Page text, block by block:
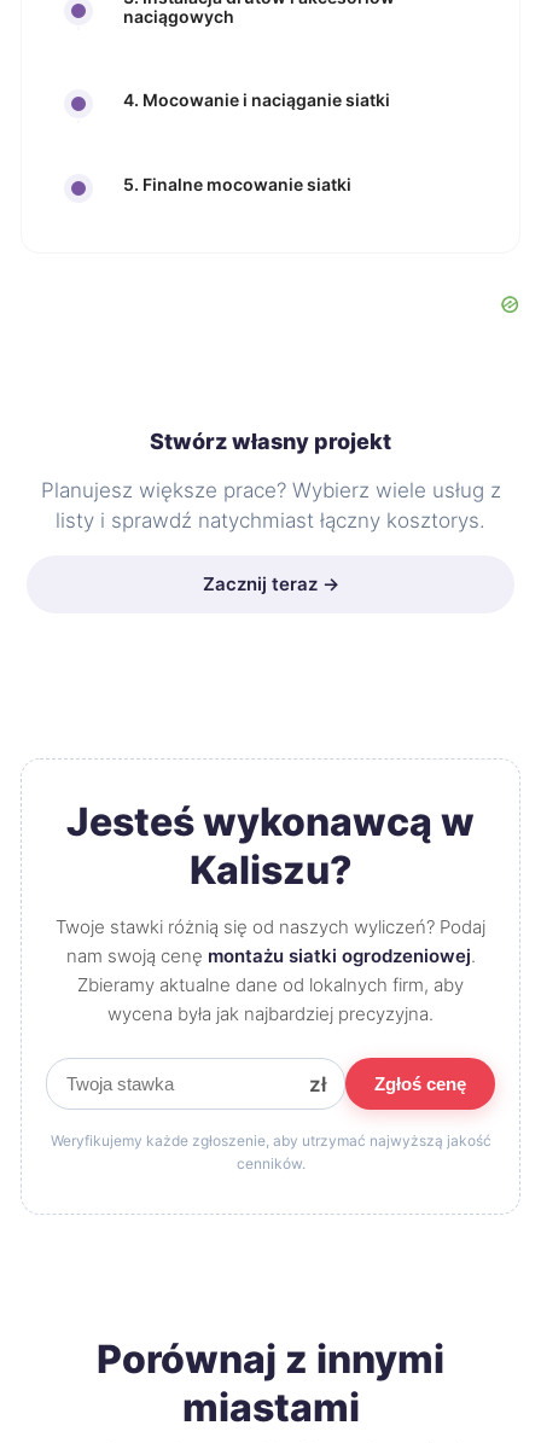
naciągowych
4. Mocowanie i naciąganie siatki
5. Finalne mocowanie siatki
Stwórz własny projekt
Planujesz większe prace? Wybierz wiele usług z
listy i sprawdź natychmiast łączny kosztorys.
Zacznij teraz →
Jesteś wykonawcą w
Kaliszu?
Twoje stawki różnią się od naszych wyliczeń? Podaj
nam swoją cenę montażu siatki ogrodzeniowej.
Zbieramy aktualne dane od lokalnych firm, aby
wycena była jak najbardziej precyzyjna.
zł Zgłoś cenę
Weryfikujemy każde zgłoszenie, aby utrzymać najwyższą jakość
cenników.
Porównaj z innymi
miastami